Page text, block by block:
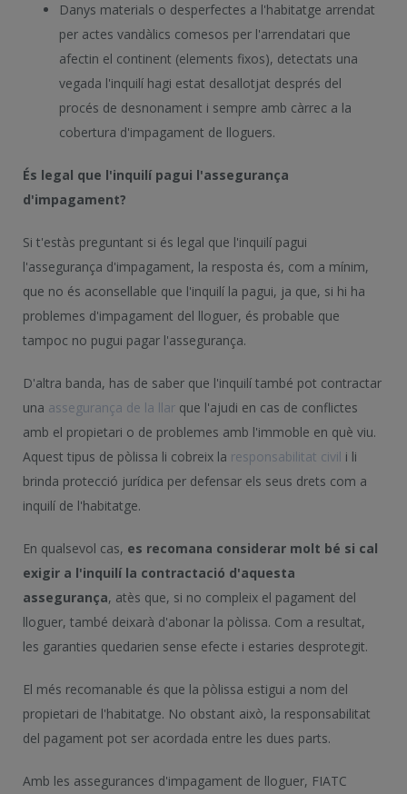
Danys materials o desperfectes a l'habitatge arrendat
per actes vandàlics comesos per l'arrendatari que
afectin el continent (elements fixos), detectats una
vegada l'inquilí hagi estat desallotjat després del
procés de desnonament i sempre amb càrrec a la
cobertura d'impagament de lloguers.
És legal que l'inquilí pagui l'assegurança
d'impagament?
Si t'estàs preguntant si és legal que l'inquilí pagui
l'assegurança d'impagament, la resposta és, com a mínim,
que no és aconsellable que l'inquilí la pagui, ja que, si hi ha
problemes d'impagament del lloguer, és probable que
tampoc no pugui pagar l'assegurança.
D'altra banda, has de saber que l'inquilí també pot contractar
una assegurança de la llar que l'ajudi en cas de conflictes
amb el propietari o de problemes amb l'immoble en què viu.
Aquest tipus de pòlissa li cobreix la responsabilitat civil i li
brinda protecció jurídica per defensar els seus drets com a
inquilí de l'habitatge.
En qualsevol cas, es recomana considerar molt bé si cal
exigir a l'inquilí la contractació d'aquesta
assegurança, atès que, si no compleix el pagament del
lloguer, també deixarà d'abonar la pòlissa. Com a resultat,
les garanties quedarien sense efecte i estaries desprotegit.
El més recomanable és que la pòlissa estigui a nom del
propietari de l'habitatge. No obstant això, la responsabilitat
del pagament pot ser acordada entre les dues parts.
Amb les assegurances d'impagament de lloguer, FIATC